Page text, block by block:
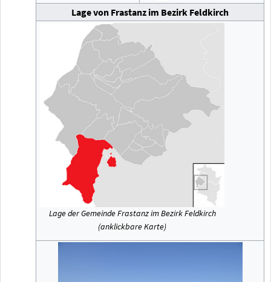
Lage von Frastanz im Bezirk Feldkirch
Lage der Gemeinde Frastanz im Bezirk Feldkirch
(anklickbare Karte)